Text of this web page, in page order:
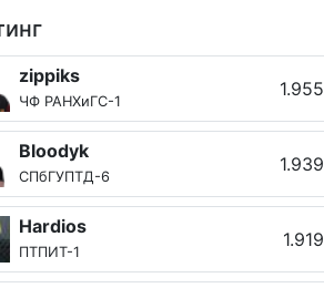
zippiks
ЧФ РАНХиГС-1
1.955
Bloodyk
СПбГУПТД-6
1.939
Hardios
ПТПИТ-1
1.919